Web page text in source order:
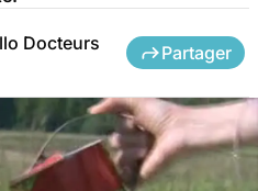
Docteurs Partager